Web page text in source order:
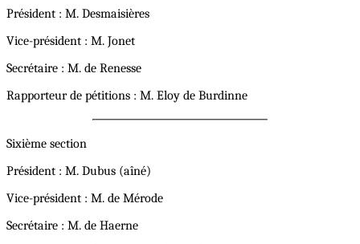
Président : M. Desmaisières
Vice-président : M. Jonet
Secrétaire : M. de Renesse
Rapporteur de pétitions : M. Eloy de Burdinne
Sixième section
Président : M. Dubus (aîné)
Vice-président : M. de Mérode
Secrétaire : M. de Haerne